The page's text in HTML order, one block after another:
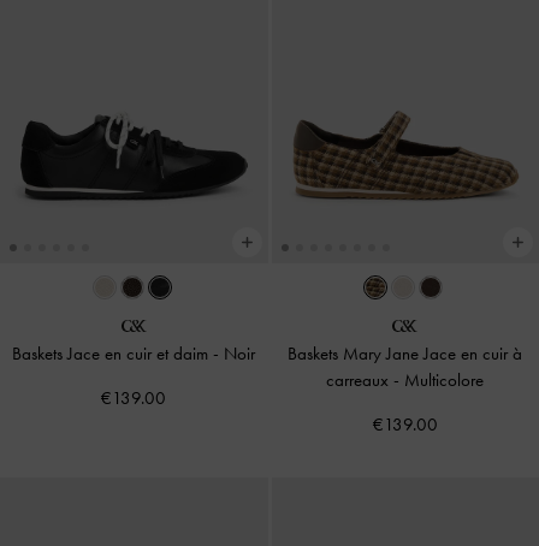
Baskets Jace en cuir et daim - Noir
€139.00
Baskets Mary Jane Jace en cuir à
carreaux - Multicolore
€139.00